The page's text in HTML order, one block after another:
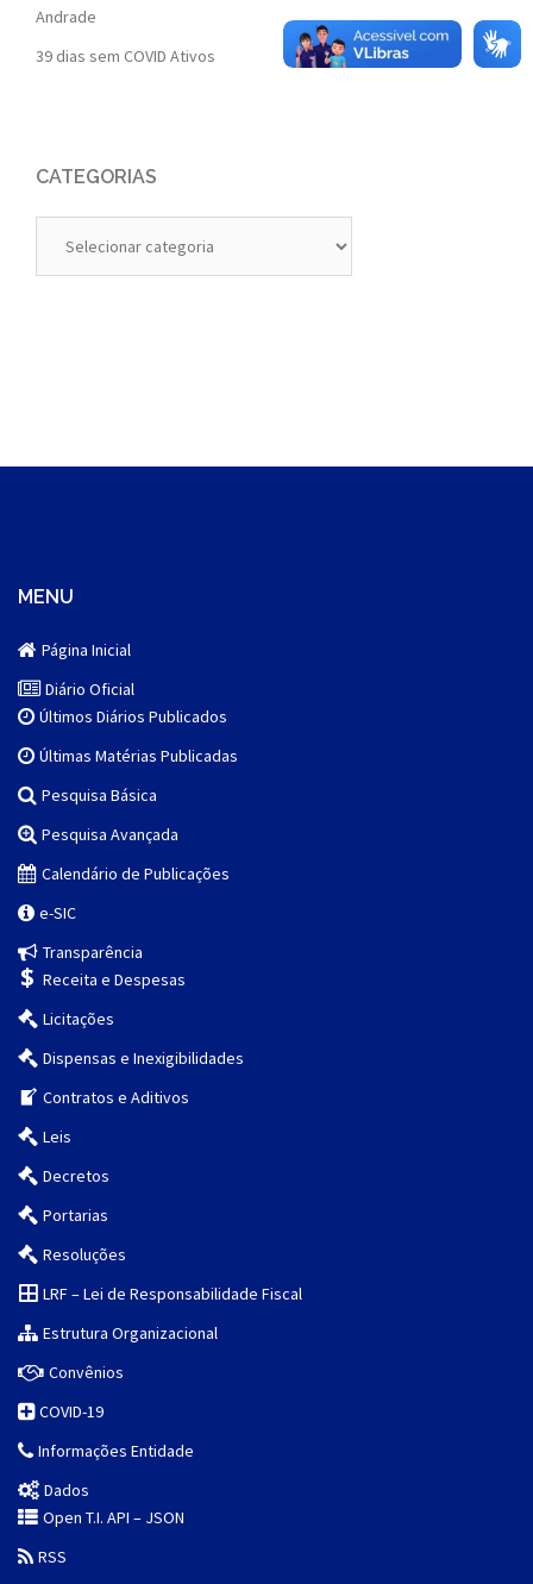
Andrade
39 dias sem COVID Ativos
CATEGORIAS
MENU
Página Inicial
Diário Oficial
Últimos Diários Publicados
Últimas Matérias Publicadas
Pesquisa Básica
Pesquisa Avançada
Calendário de Publicações
e-SIC
Transparência
Receita e Despesas
Licitações
Dispensas e Inexigibilidades
Contratos e Aditivos
Leis
Decretos
Portarias
Resoluções
LRF – Lei de Responsabilidade Fiscal
Estrutura Organizacional
Convênios
COVID-19
Informações Entidade
Dados
Open T.I. API – JSON
RSS